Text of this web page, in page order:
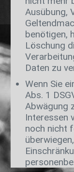
Ausübung,
benötigen,
Löschung
Daten zu
Wenn Sie
Abs. 1
Abwägung
Interessen
noch nicht